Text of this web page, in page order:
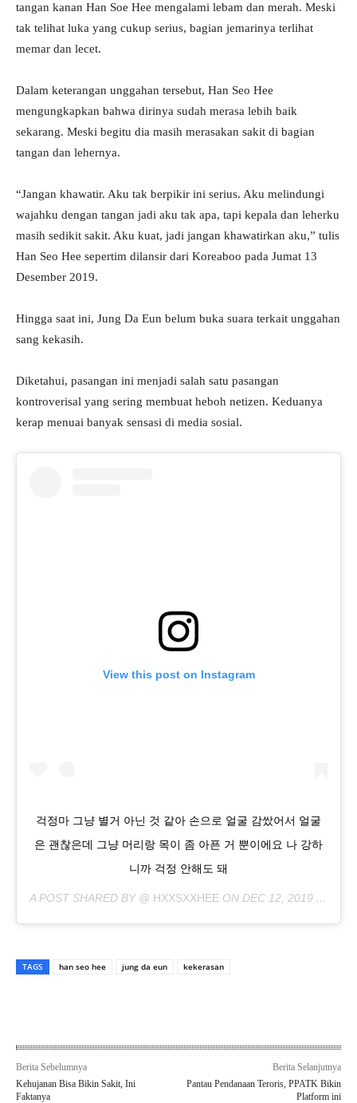
tangan kanan Han Soe Hee mengalami lebam dan merah. Meski
tak telihat luka yang cukup serius, bagian jemarinya terlihat
memar dan lecet.
Dalam keterangan unggahan tersebut, Han Seo Hee
mengungkapkan bahwa dirinya sudah merasa lebih baik
sekarang. Meski begitu dia masih merasakan sakit di bagian
tangan dan lehernya.
“Jangan khawatir. Aku tak berpikir ini serius. Aku melindungi
wajahku dengan tangan jadi aku tak apa, tapi kepala dan leherku
masih sedikit sakit. Aku kuat, jadi jangan khawatirkan aku,” tulis
Han Seo Hee sepertim dilansir dari Koreaboo pada Jumat 13
Desember 2019.
Hingga saat ini, Jung Da Eun belum buka suara terkait unggahan
sang kekasih.
Diketahui, pasangan ini menjadi salah satu pasangan
kontroverisal yang sering membuat heboh netizen. Keduanya
kerap menuai banyak sensasi di media sosial.
View this post on Instagram
걱정마 그냥 별거 아닌 것 같아 손으로 얼굴 감쌌어서 얼굴
은 괜찮은데 그냥 머리랑 목이 좀 아픈 거 뿐이에요 나 강하
니까 걱정 안해도 돼
A POST SHARED BY @ HXXSXXHEE ON DEC 12, 2019 AT 8:44AM PST
TAGS han seo hee jung da eun kekerasan
Berita Sebelumnya
Kehujanan Bisa Bikin Sakit, Ini
Faktanya
Berita Selanjutnya
Pantau Pendanaan Teroris, PPATK Bikin
Platform ini